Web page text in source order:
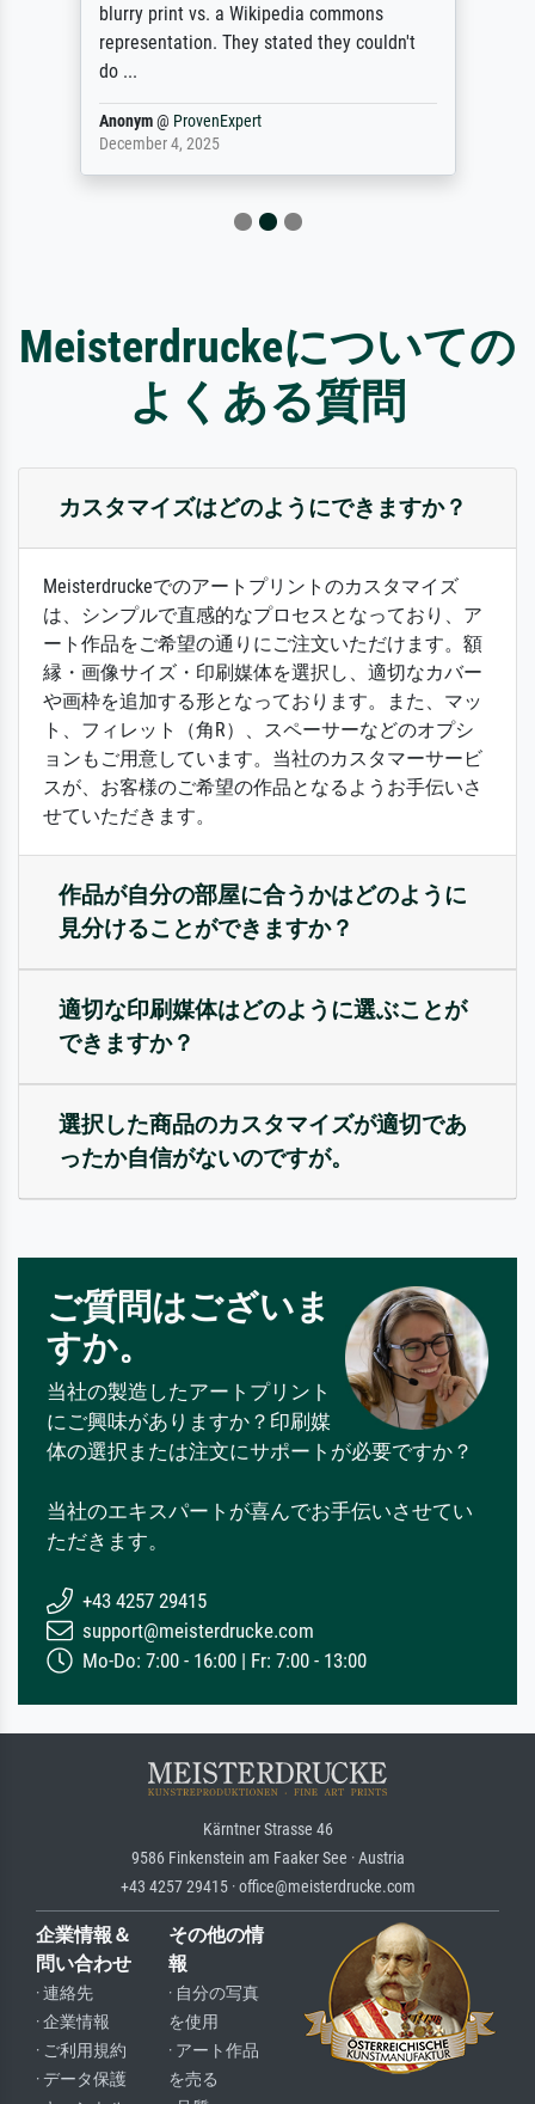
blurry print vs. a Wikipedia commons
representation. They stated they couldn't
do ...
Anonym@ ProvenExpert
December 4, 2025
Meisterdruckeについての
よくある質問
カスタマイズはどのようにできますか？
Meisterdruckeでのアートプリントのカスタマイズ
は、シンプルで直感的なプロセスとなっており、ア
ート作品をご希望の通りにご注文いただけます。額
縁・画像サイズ・印刷媒体を選択し、適切なカバー
や画枠を追加する形となっております。また、マッ
ト、フィレット（角R）、スペーサーなどのオプシ
ョンもご用意しています。当社のカスタマーサービ
スが、お客様のご希望の作品となるようお手伝いさ
せていただきます。
作品が自分の部屋に合うかはどのように
見分けることができますか？
適切な印刷媒体はどのように選ぶことが
できますか？
選択した商品のカスタマイズが適切であ
ったか自信がないのですが。
ご質問はございま
すか。
当社の製造したアートプリント
にご興味がありますか？印刷媒
体の選択または注文にサポートが必要ですか？
当社のエキスパートが喜んでお手伝いさせてい
ただきます。
+43 4257 29415
support@meisterdrucke.com
Mo-Do: 7:00 - 16:00 | Fr: 7:00 - 13:00
Kärntner Strasse 46
9586 Finkenstein am Faaker See · Austria
+43 4257 29415 · office@meisterdrucke.com
企業情報＆
問い合わせ
· 連絡先
· 企業情報
· ご利用規約
· データ保護
その他の情
報
· 自分の写真
を使用
· アート作品
を売る